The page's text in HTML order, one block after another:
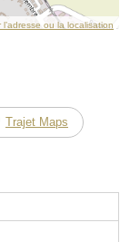
l’adresse ou la localisation
Trajet Maps